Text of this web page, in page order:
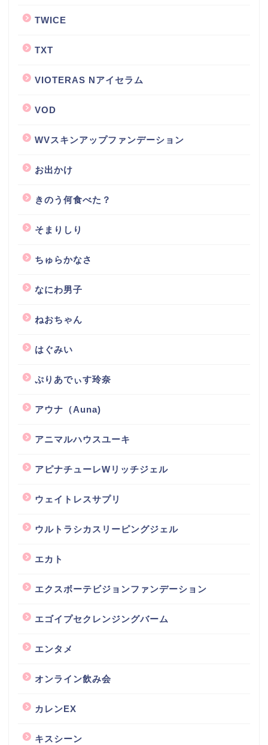
TWICE
TXT
VIOTERAS Nアイセラム
VOD
WVスキンアップファンデーション
お出かけ
きのう何食べた？
そまりしり
ちゅらかなさ
なにわ男子
ねおちゃん
はぐみい
ぷりあでぃす玲奈
アウナ（Auna)
アニマルハウスユーキ
アピナチューレWリッチジェル
ウェイトレスサプリ
ウルトラシカスリーピングジェル
エカト
エクスボーテビジョンファンデーション
エゴイプセクレンジングバーム
エンタメ
オンライン飲み会
カレンEX
キスシーン